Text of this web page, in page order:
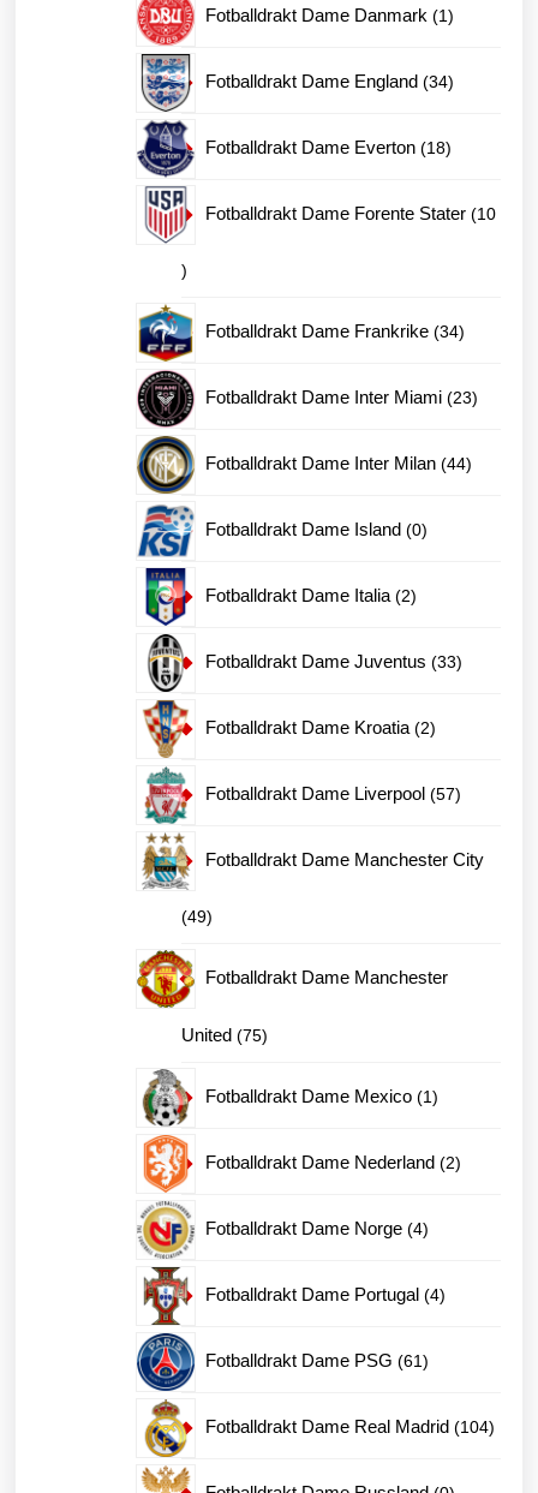
Fotballdrakt Dame Danmark 11
Fotballdrakt Dame England 3434
Fotballdrakt Dame Everton 1818
Fotballdrakt Dame Forente Stater 10
10
produkter
Fotballdrakt Dame Frankrike 3434
Fotballdrakt Dame Inter Miami 2323
Fotballdrakt Dame Inter Milan 4444
Fotballdrakt Dame Island 00
Fotballdrakt Dame Italia 22
Fotballdrakt Dame Juventus 3333
Fotballdrakt Dame Kroatia 22
Fotballdrakt Dame Liverpool 5757
Fotballdrakt Dame Manchester City
4949
produkter
Fotballdrakt Dame Manchester
United 7575
Fotballdrakt Dame Mexico 11
Fotballdrakt Dame Nederland 22
Fotballdrakt Dame Norge 44
Fotballdrakt Dame Portugal 44
Fotballdrakt Dame PSG 6161
Fotballdrakt Dame Real Madrid 104104
0